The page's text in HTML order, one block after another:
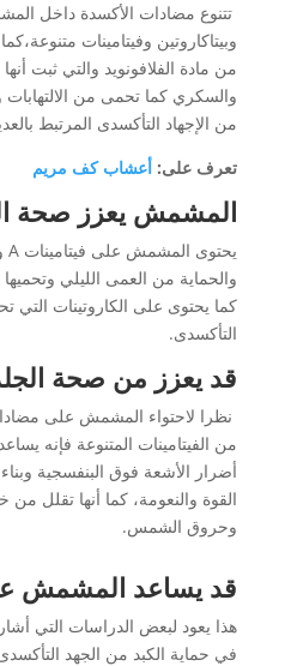
وبيتاكاروتين وفيتامينات
من مادة الفلافونويد والتي ثبت
والسكري كما تحمى من
من الإجهاد التأكسدى المرتبط
تعرف على: أعشاب كف مريم
المشمش يعزز صحة
والحماية من العمى الليلي
كما يحتوى على الكاروتينات التي
التأكسدى.
قد يعزز من صحة
نظرا لاحتواء المشمش على
من الفيتامينات المتنوعة فإنه
أضرار الأشعة فوق البنفسجية
القوة والنعومة، كما أنها تقلل من
وحروق الشمس.
قد يساعد المشمش
هذا يعود لبعض الدراسات التي
في حماية الكبد من الجهد